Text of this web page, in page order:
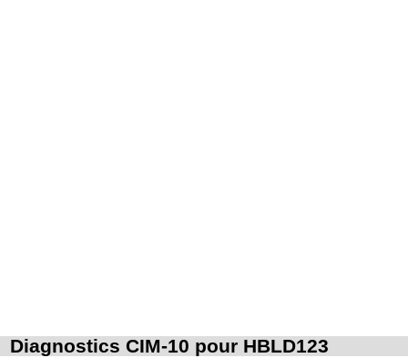
Diagnostics CIM-10 pour HBLD123